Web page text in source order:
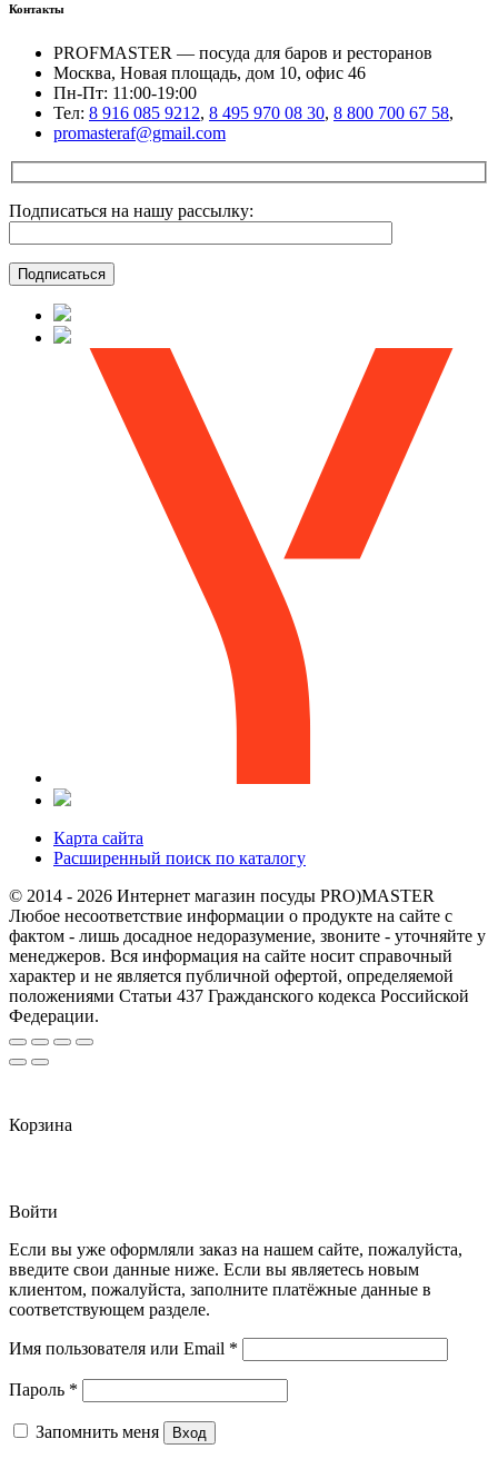
Контакты
PROFMASTER — посуда для баров и ресторанов
Москва, Новая площадь, дом 10, офис 46
Пн-Пт: 11:00-19:00
Тел: 8 916 085 9212, 8 495 970 08 30, 8 800 700 67 58,
promasteraf@gmail.com
Подписаться на нашу рассылку:
Карта сайта
Расширенный поиск по каталогу
© 2014 - 2026 Интернет магазин посуды PRO)MASTER
Любое несоответствие информации о продукте на сайте с
фактом - лишь досадное недоразумение, звоните - уточняйте у
менеджеров. Вся информация на сайте носит справочный
характер и не является публичной офертой, определяемой
положениями Статьи 437 Гражданского кодекса Российской
Федерации.
Корзина
Войти
Если вы уже оформляли заказ на нашем сайте, пожалуйста,
введите свои данные ниже. Если вы являетесь новым
клиентом, пожалуйста, заполните платёжные данные в
соответствующем разделе.
Имя пользователя или Email *
Пароль *
Запомнить меня Вход